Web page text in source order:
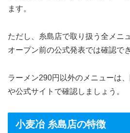
ます。
ただし、糸島店で取り扱う全メニ
オープン前の公式発表では確認で
ラーメン290円以外のメニューは
や公式サイトで確認しましょう。
小麦冶 糸島店の特徴